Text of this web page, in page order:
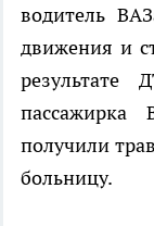
водитель
движения и
результате
получили
больницу.